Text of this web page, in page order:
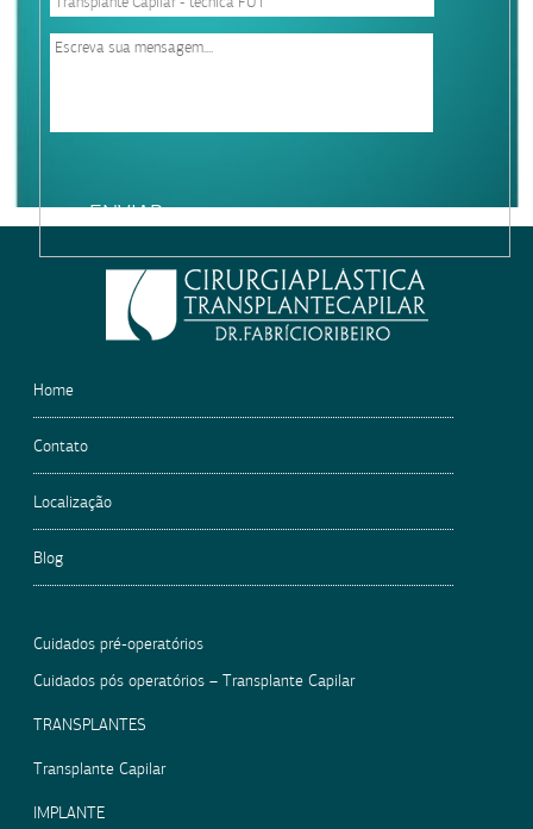
leave
Home
Contato
Localização
Blog
Cuidados pré-operatórios
Cuidados pós operatórios – Transplante Capilar
TRANSPLANTES
Transplante Capilar
IMPLANTE